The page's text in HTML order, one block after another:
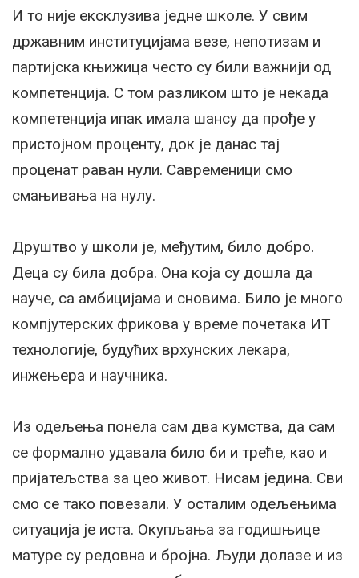
И то није ексклузива једне школе. У свим
државним институцијама везе, непотизам и
партијска књижица често су били важнији од
компетенција. С том разликом што је некада
компетенција ипак имала шансу да прође у
пристојном проценту, док је данас тај
проценат раван нули. Савременици смо
смањивања на нулу.
Друштво у школи је, међутим, било добро.
Деца су била добра. Она која су дошла да
науче, са амбицијама и сновима. Било је много
компјутерских фрикова у време почетака ИТ
технологије, будућих врхунских лекара,
инжењера и научника.
Из одељења понела сам два кумства, да сам
се формално удавала било би и треће, као и
пријатељства за цео живот. Нисам једина. Сви
смо се тако повезали. У осталим одељењима
ситуација је иста. Окупљања за годишњице
матуре су редовна и бројна. Људи долазе и из